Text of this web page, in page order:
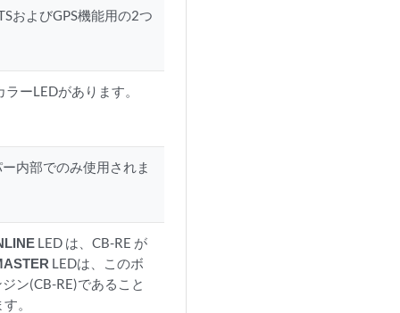
およびGPS機能用の2つ
ーLEDがあります。
内部でのみ使用されま
LED は、CB-RE が
LEDは、このボ
ン(CB-RE)であること
。